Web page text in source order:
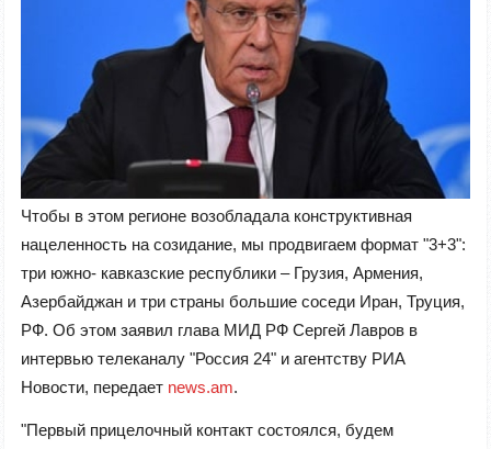
Чтобы в этом регионе возобладала конструктивная
нацеленность на созидание, мы продвигаем формат "3+3":
три южно- кавказские республики – Грузия, Армения,
Азербайджан и три страны большие соседи Иран, Труция,
РФ. Об этом заявил глава МИД РФ Сергей Лавров в
интервью телеканалу "Россия 24" и агентству РИА
Новости, передает news.am.
"Первый прицелочный контакт состоялся, будем